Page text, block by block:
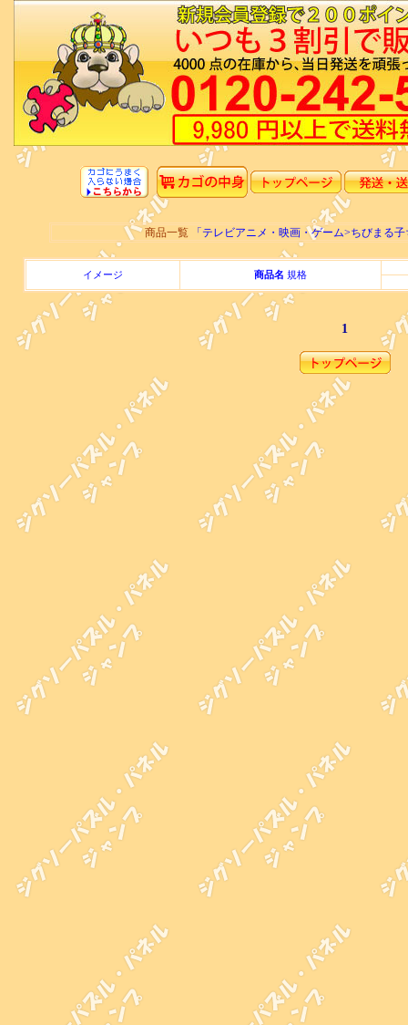
商品一覧 「テレビアニメ・映画・ゲーム>ちびま
イメージ 商品名 規格
1